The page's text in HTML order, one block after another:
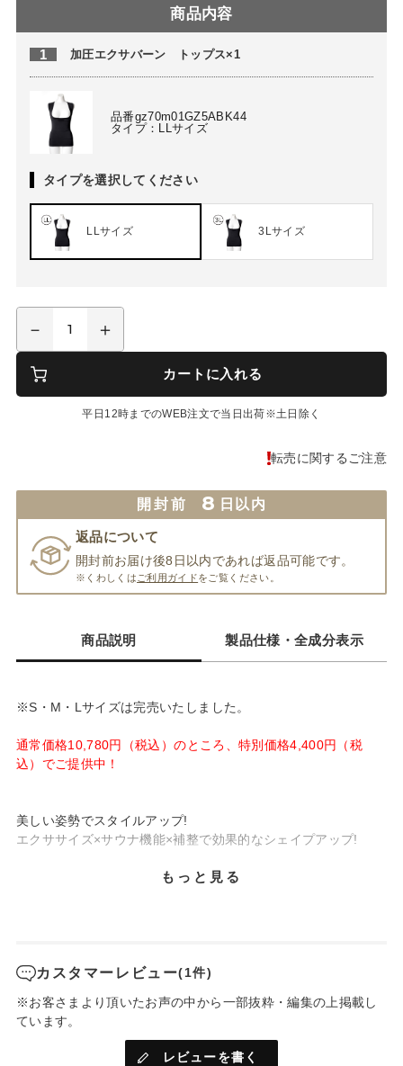
商品内容
1 加圧エクサバーン トップス×1
品番gz70m01GZ5ABK44
タイプ：LLサイズ
タイプを選択してください
LLサイズ 3Lサイズ
カートに入れる
平日12時までのWEB注文で当日出荷※土日除く
転売に関するご注意
開封前 8 日以内
返品について
開封前お届け後8日以内であれば返品可能です。
※くわしくは ご利用ガイドをご覧ください。
商品説明 製品仕様・全成分表示
※S・M・Lサイズは完売いたしました。
通常価格10,780円（税込）のところ、特別価格4,400円（税
込）でご提供中！
美しい姿勢でスタイルアップ!
エクササイズ×サウナ機能×補整で効果的なシェイプアップ!
もっと見る
カスタマーレビュー(1件)
※お客さまより頂いたお声の中から一部抜粋・編集の上掲載し
ています。
レビューを書く